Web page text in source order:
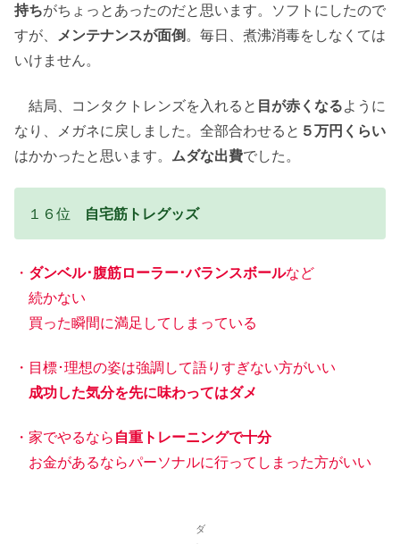
持ちがちょっとあったのだと思います。ソフトにしたので
すが、 メンテナンスが面倒。毎日、煮沸消毒をしなくては
いけません。
結局、コンタクトレンズを入れると 目が赤くなるように
なり、メガネに戻しました。全部合わせると ５万円くらい
はかかったと思います。 ムダな出費でした。
１６位 自宅筋トレグッズ
・ ダンベル･腹筋ローラー･バランスボールなど
続かない
買った瞬間に満足してしまっている
・目標･理想の姿は強調して語りすぎない方がいい
成功した気分を先に味わってはダメ
・家でやるなら 自重トレーニングで十分
お金があるならパーソナルに行ってしまった方がいい
ダ